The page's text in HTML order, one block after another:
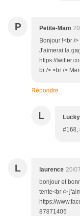
P Petite-Mam
Bonjour !<br /
J'aimerai la
https://
br /> <br />
Répondre
L
#168,
L laurence 20/
bonjour et
tente<br />
https://
87871405